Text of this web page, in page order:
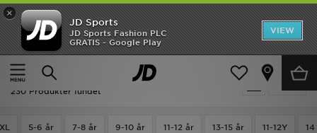
×
JD Sports
JD Sports Fashion PLC
GRATIS - Google Play
VIEW
Hjem
Graphic - T-shirts
Graphic - T-shirts
230 Produkter fundet
5-6 år 7-8 år 9-10 år 11-12 år 13-15 år 11-12Y 14
Hjem
Udsalg
Nyheder